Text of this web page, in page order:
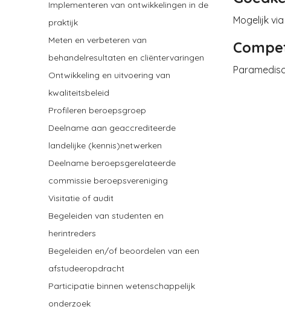
Implementeren van ontwikkelingen in de
praktijk
Meten en verbeteren van
behandelresultaten en cliëntervaringen
Ontwikkeling en uitvoering van
kwaliteitsbeleid
Profileren beroepsgroep
Deelname aan geaccrediteerde
landelijke (kennis)netwerken
Deelname beroepsgerelateerde
commissie beroepsvereniging
Visitatie of audit
Begeleiden van studenten en
herintreders
Begeleiden en/of beoordelen van een
afstudeeropdracht
Participatie binnen wetenschappelijk
onderzoek
Mogelijk